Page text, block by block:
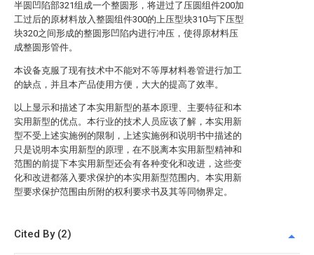
半圆凹陷部321组成一个整圆形，将进过了压圆组件200加
工过后的原材料放入整圆组件300的上压型块310与下压型
块320之间形成的整圆形凹陷内进行冲压，使得原材料压
成整圆形管件。
本设备克服了现有技术中不能对不等厚材料卷管进行加工
的缺点，并且本产品使用方便，大大的提高了效率。
以上显示和描述了本实用新型的基本原理、主要特征和本
实用新型的优点。本行业的技术人员应该了解，本实用新
型不受上述实施例的限制，上述实施例和说明书中描述的
只是说明本实用新型的原理，在不脱离本实用新型精神和
范围的前提下本实用新型还会有各种变化和改进，这些变
化和改进都落入要求保护的本实用新型范围内。本实用新
型要求保护范围由所附的权利要求书及其等同物界定。
Cited By (2)